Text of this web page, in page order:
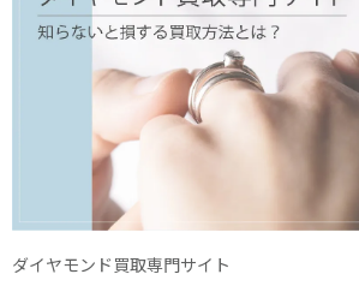
ダイヤモンド買取専門サイト